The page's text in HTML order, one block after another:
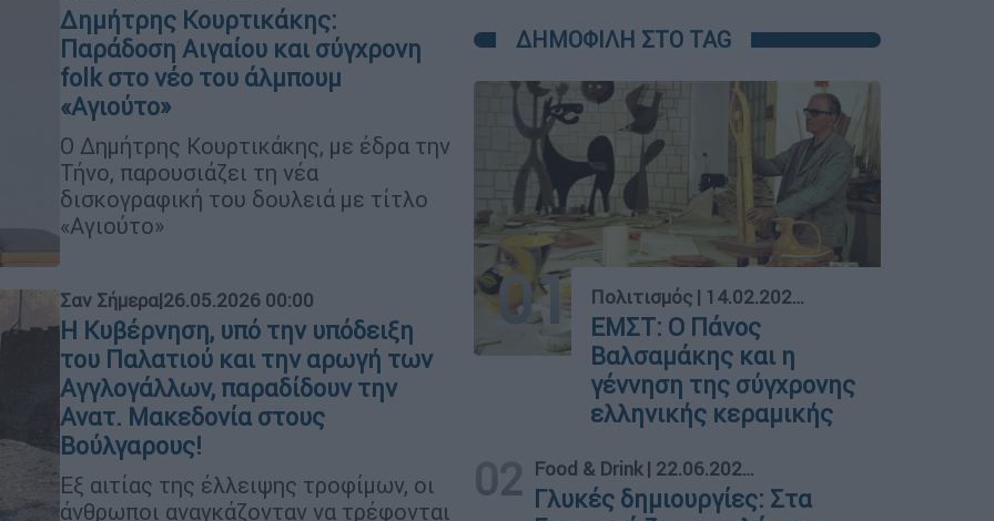
Δημήτρης Κουρτικάκης:
Παράδοση Αιγαίου και σύγχρονη
folk στο νέο του άλμπουμ
«Αγιούτο»
Ο Δημήτρης Κουρτικάκης, με έδρα την
Τήνο, παρουσιάζει τη νέα
δισκογραφική του δουλειά με τίτλο
«Αγιούτο»
Σαν Σήμερα|26.05.2026 00:00
Η Κυβέρνηση, υπό την υπόδειξη
του Παλατιού και την αρωγή των
Αγγλογάλλων, παραδίδουν την
Ανατ. Μακεδονία στους
Βούλγαρους!
Εξ αιτίας της έλλειψης τροφίμων, οι
άνθρωποι αναγκάζονταν να τρέφονται
ΔΗΜΟΦΙΛΗ ΣΤΟ TAG
01 Πολιτισμός | 14.02.2026 09:28
EMΣΤ: O Πάνος
Βαλσαμάκης και η
γέννηση της σύγχρονης
ελληνικής κεραμικής
02 Food & Drink| 22.06.2023 23:08
Γλυκές δημιουργίες: Στα